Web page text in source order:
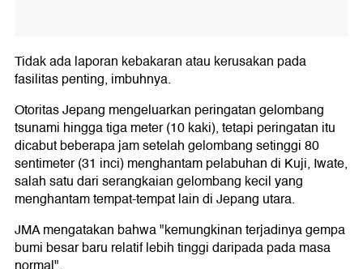
Tidak ada laporan kebakaran atau kerusakan pada
fasilitas penting, imbuhnya.
Otoritas Jepang mengeluarkan peringatan gelombang
tsunami hingga tiga meter (10 kaki), tetapi peringatan itu
dicabut beberapa jam setelah gelombang setinggi 80
sentimeter (31 inci) menghantam pelabuhan di Kuji, Iwate,
salah satu dari serangkaian gelombang kecil yang
menghantam tempat-tempat lain di Jepang utara.
JMA mengatakan bahwa "kemungkinan terjadinya gempa
bumi besar baru relatif lebih tinggi daripada pada masa